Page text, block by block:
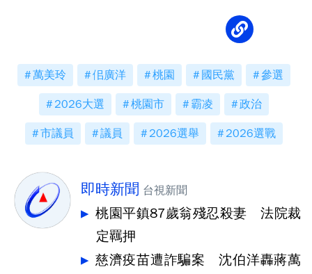
萬美玲 佀廣洋 桃園 國民黨 參選
2026大選 桃園市 霸凌 政治
市議員 議員 2026選舉 2026選戰
即時新聞 台視新聞
桃園平鎮87歲翁殘忍殺妻 法院裁
定羈押
慈濟疫苗遭詐騙案 沈伯洋轟蔣萬